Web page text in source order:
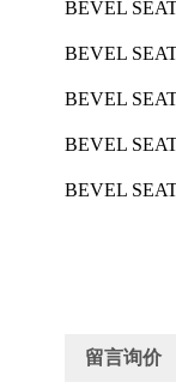
BEVEL
BEVEL
BEVEL
BEVEL
BEVEL
留言询价